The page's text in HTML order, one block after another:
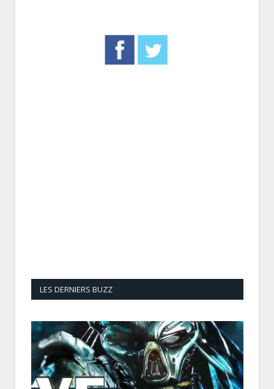
LES DERNIERS BUZZ